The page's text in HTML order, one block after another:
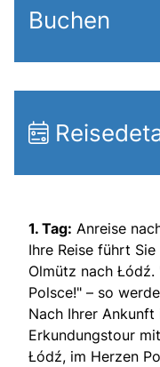
Buchen
1. Tag: Anreise
Ihre Reise führt
Olmütz nach
Polsce!" – so
Nach Ihrer
Erkundungstour
Łódź, im Herzen